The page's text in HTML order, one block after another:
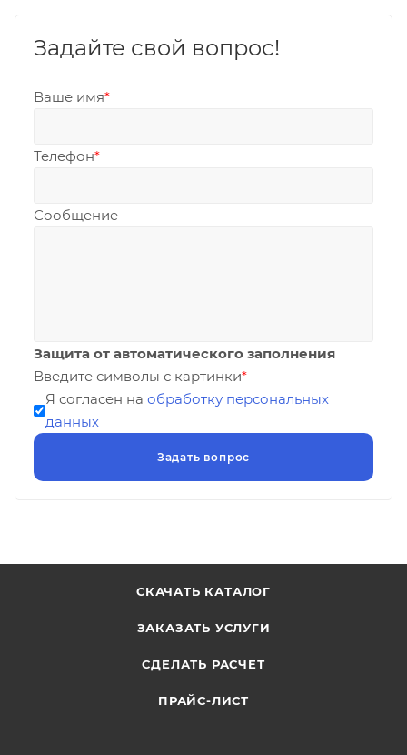
Задайте свой вопрос!
Ваше имя*
Телефон*
Сообщение
Защита от автоматического заполнения
Введите символы с картинки*
Я согласен на обработку персональных
данных
СКАЧАТЬ КАТАЛОГ
ЗАКАЗАТЬ УСЛУГИ
СДЕЛАТЬ РАСЧЕТ
ПРАЙС-ЛИСТ